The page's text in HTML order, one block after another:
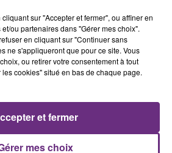
Self Aware
14h30
14h30
sur "Accepter et fermer", ou affiner en
ou partenaires dans "Gérer mes choix".
en cliquant sur "Continuer sans
ne s'appliqueront que pour ce site. Vous
ou retirer votre consentement à tout
cookies" situé en bas de chaque page.
mes choix
et fermer